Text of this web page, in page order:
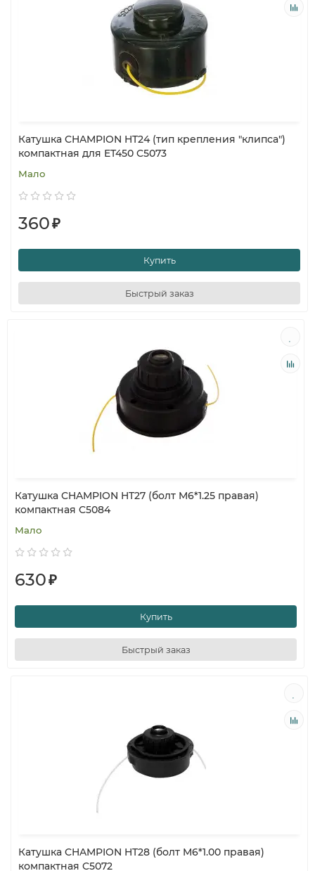
Катушка CHAMPION HT24 (тип крепления "клипса")
компактная для ET450 C5073
Мало
360₽
Купить
Быстрый заказ
Катушка CHAMPION HT27 (болт M6*1.25 правая)
компактная C5084
Мало
630₽
Купить
Быстрый заказ
Катушка CHAMPION HT28 (болт M6*1.00 правая)
компактная C5072